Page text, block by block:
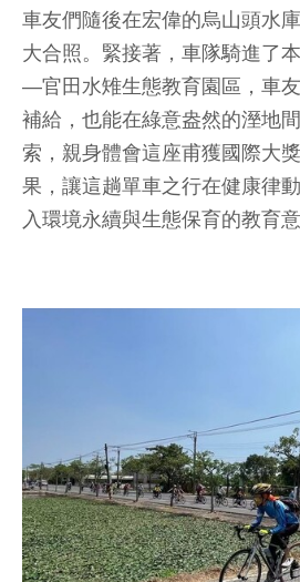
車友們隨後在宏偉的烏山頭水
大合照。緊接著，車隊騎進了
—官田水雉生態教育園區，車
補給，也能在綠意盎然的溼地
索，親身體會這座甫獲國際大
果，讓這趟單車之行在健康律
入環境永續與生態保育的教育意